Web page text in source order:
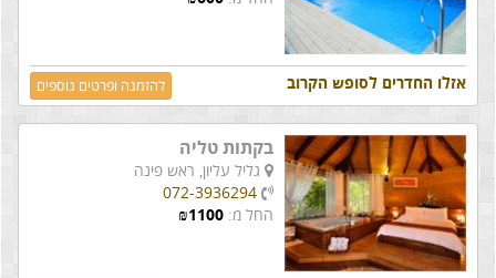
אזלו החדרים לסופש הקרוב להזמנה ופרטים נוספים
בקתות טליה
גליל עליון, ראש פינה
072-3936294
החל מ:
₪1100